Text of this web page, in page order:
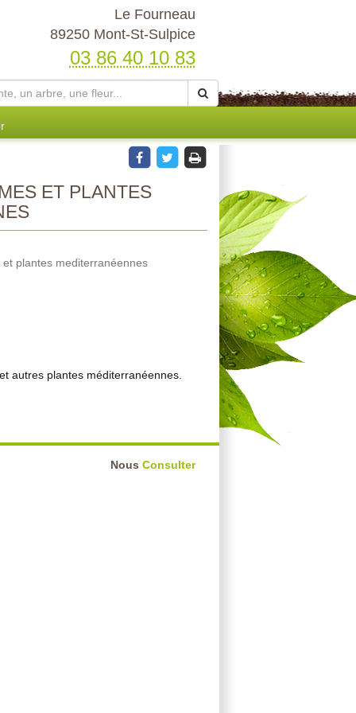
Le Fourneau
89250 Mont-St-Sulpice
03 86 40 10 83
ET PLANTES
plantes mediterranéennes
autres plantes méditerranéennes.
Nous Consulter